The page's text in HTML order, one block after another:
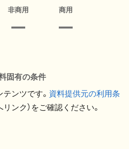
非商用 商用
固有の条件
ンツです。 資料提供元の利用条
リンク）をご確認ください。